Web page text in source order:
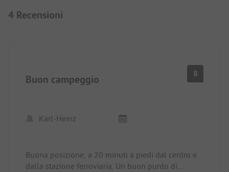
4 Recensioni
Buon campeggio 8
Karl-Heinz
Buona posizione, a 20 minuti a piedi dal centro e
dalla stazione ferroviaria. Un buon punto di